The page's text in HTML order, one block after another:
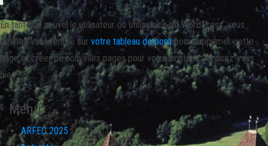
En tant que nouvel·le utilisateur ou utilisatrice de WordPress, vous
devriez vous rendre sur votre tableau de bordpour supprimer cette
page et créer de nouvelles pages pour votre contenu. Amusez-vous
bien !
Menu
ARFEC 2025